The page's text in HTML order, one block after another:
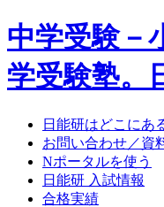
中学受験－
学受験塾。
日能研はどこにあ
お問い合わせ／資
Nポータルを使う
日能研 入試情報
合格実績